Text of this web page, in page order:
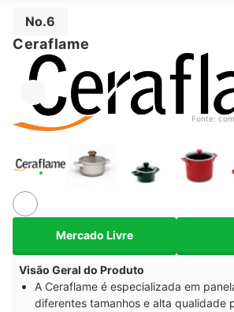
No.6
Ceraflame
Fonte:
Mercado Livre
Visão Geral do Produto
A Ceraflame é especializada em
diferentes tamanhos e alta qualidade